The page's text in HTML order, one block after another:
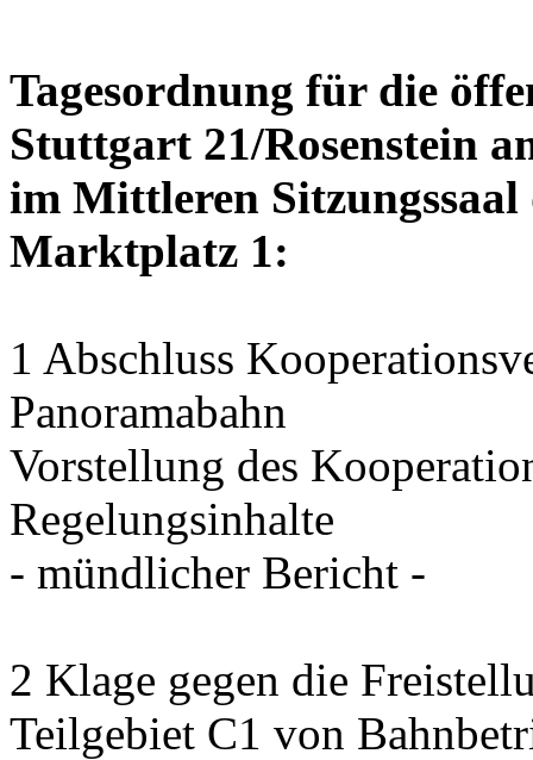
Tagesordnung für die
Stuttgart 21/Rosenstein
im Mittleren Sitzungssaal
Marktplatz 1:
1 Abschluss
Panoramabahn
Vorstellung des
Regelungsinhalte
- mündlicher Bericht -
2 Klage gegen die
Teilgebiet C1 von